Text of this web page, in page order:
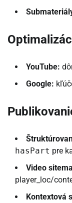
YouTube:
Google:
hasPart pre
Video
player_loc/
Kontextová